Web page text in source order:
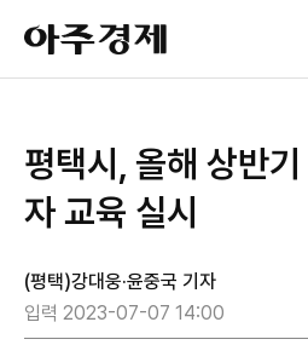
아
주
경
평택시, 올해 상반
자 교육 실시
(평택)강대웅·윤중국 기자
입력 2023-07-07 14:00